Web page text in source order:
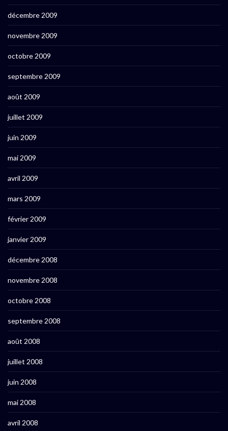
décembre 2009
novembre 2009
octobre 2009
septembre 2009
août 2009
juillet 2009
juin 2009
mai 2009
avril 2009
mars 2009
février 2009
janvier 2009
décembre 2008
novembre 2008
octobre 2008
septembre 2008
août 2008
juillet 2008
juin 2008
mai 2008
avril 2008